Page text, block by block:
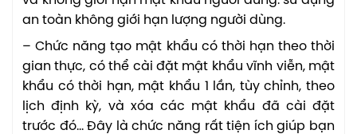
an toàn không giới hạn lượng người dùng.
– Chức năng tạo mật khẩu có thời hạn theo thời
gian thực, có thể cài đặt mật khẩu vĩnh viễn, mật
khẩu có thời hạn, mật khẩu 1 lần, tùy chỉnh, theo
lịch định kỳ, và xóa các mật khẩu đã cài đặt
trước đó… Đây là chức năng rất tiện ích giúp bạn